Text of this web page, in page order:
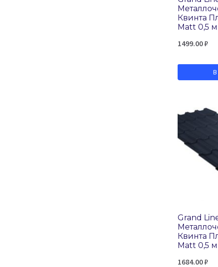
Квинта
Matt 0,5
1499.00₽
Grand
Квинта
Matt 0,5
1684.00₽